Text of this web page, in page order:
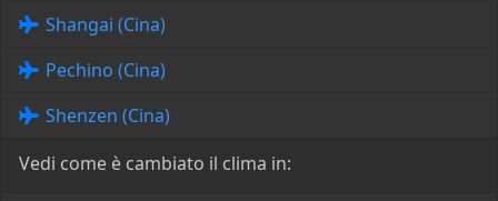
Shangai (Cina)
Pechino (Cina)
Shenzen (Cina)
Vedi come è cambiato il clima in: